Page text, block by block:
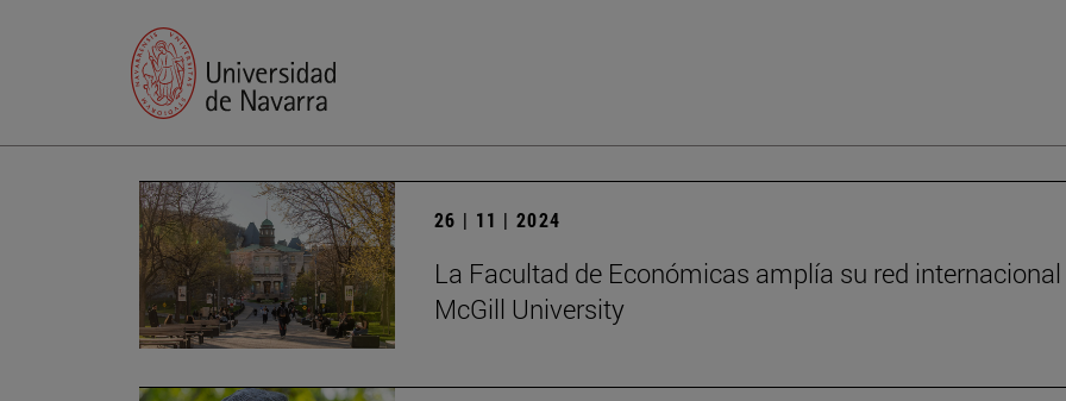
26 | 11 | 2024
La Facultad de Económicas amplía su red
McGill University